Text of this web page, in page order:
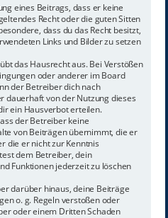
eines Beitrags, dass er keine
Recht oder die guten Sitten
dass du das Recht besitzt,
Links und Bilder zu setzen
das Hausrecht aus. Bei Verstößen
oder anderer im Board
der Betreiber dich nach
dauerhaft von der Nutzung dieses
ein Hausverbot erteilen.
der Betreiber keine
von Beiträgen übernimmt, die er
die er nicht zur Kenntnis
dem Betreiber, dein
Funktionen jederzeit zu löschen
darüber hinaus, deine Beiträge
o. g. Regeln verstoßen oder
oder einem Dritten Schaden